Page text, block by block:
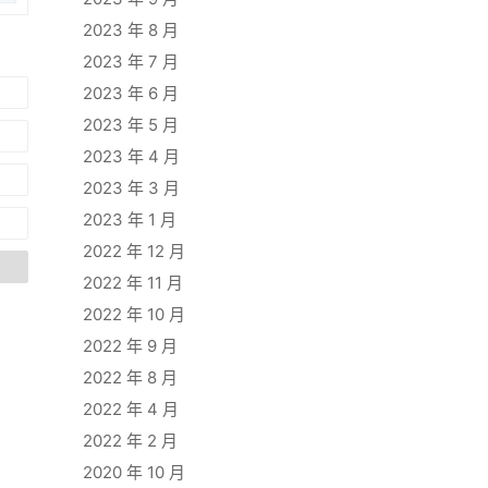
2023 年 8 月
2023 年 7 月
2023 年 6 月
2023 年 5 月
2023 年 4 月
2023 年 3 月
2023 年 1 月
2022 年 12 月
2022 年 11 月
2022 年 10 月
2022 年 9 月
2022 年 8 月
2022 年 4 月
2022 年 2 月
2020 年 10 月